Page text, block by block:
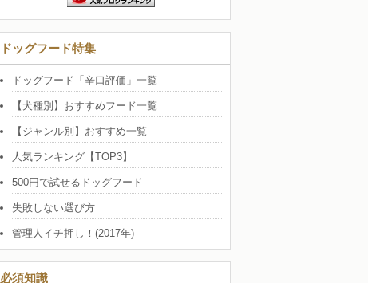
ドッグフード特集
ドッグフード「辛口評価」一覧
【犬種別】おすすめフード一覧
【ジャンル別】おすすめ一覧
人気ランキング【TOP3】
500円で試せるドッグフード
失敗しない選び方
管理人イチ押し！(2017年)
必須知識